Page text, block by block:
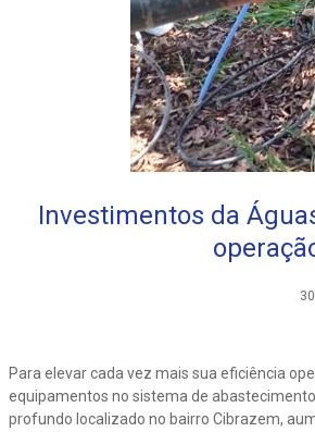
Investimentos da
Para elevar cada vez mais sua eficiência
equipamentos no sistema de
profundo localizado no bairro Cibrazem,